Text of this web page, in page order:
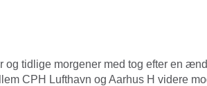
og tidlige morgener med tog efter en
CPH Lufthavn og Aarhus H videre